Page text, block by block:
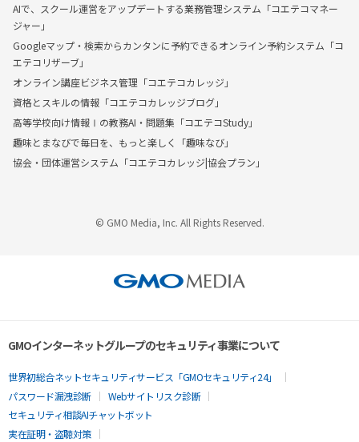
AIで、スクール運営をアップデートする業務管理システム「コエテコマネー
ジャー」
Googleマップ・検索からカンタンに予約できるオンライン予約システム「コ
エテコリザーブ」
オンライン講座ビジネス管理「コエテコカレッジ」
資格とスキルの情報「コエテコカレッジブログ」
高等学校向け情報Ⅰの教務AI・問題集「コエテコStudy」
趣味とまなびで毎日を、もっと楽しく「趣味なび」
協会・団体運営システム「コエテコカレッジ|協会プラン」
© GMO Media, Inc. All Rights Reserved.
GMOインターネットグループのセキュリティ事業について
世界初総合ネットセキュリティサービス「GMOセキュリティ24」
パスワード漏洩診断
Webサイトリスク診断
セキュリティ相談AIチャットボット
実在証明・盗聴対策